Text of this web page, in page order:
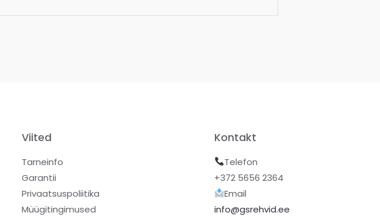
Viited
Tarneinfo
Garantii
Privaatsuspoliitika
Müügitingimused
Kontakt
Telefon
+372 5656 2364
Email
info@gsrehvid.ee